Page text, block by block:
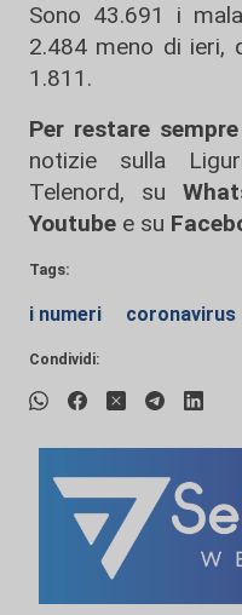
Sono 43.691 i
2.484 meno di ieri,
1.811.
Per restare
notizie sulla
Telenord, su
Youtube e su
Tags:
i numeri coronavirus
Condividi: